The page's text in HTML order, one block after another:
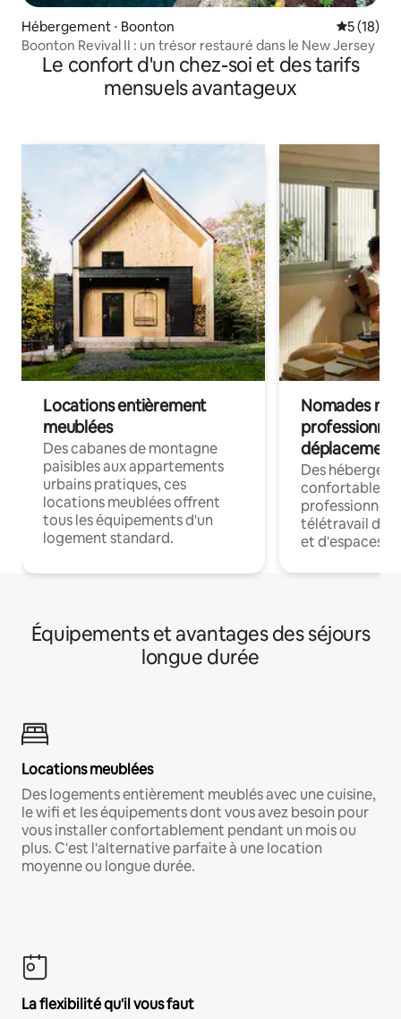
Hébergement ⋅ Boonton
5 (18)
Boonton Revival II : un trésor restauré dans le New Jersey
Le confort d'un chez-soi et des tarifs
mensuels avantageux
Locations entièrement
meublées
Des cabanes de montagne
paisibles aux appartements
urbains pratiques, ces
locations meublées offrent
tous les équipements d'un
logement standard.
Nomades
déplacement
Des
confortables
professionnels
télétravail
et d'espaces
Équipements et avantages des séjours
longue durée
Locations meublées
Des logements entièrement meublés avec une cuisine,
le wifi et les équipements dont vous avez besoin pour
vous installer confortablement pendant un mois ou
plus. C'est l'alternative parfaite à une location
moyenne ou longue durée.
La flexibilité qu'il vous faut